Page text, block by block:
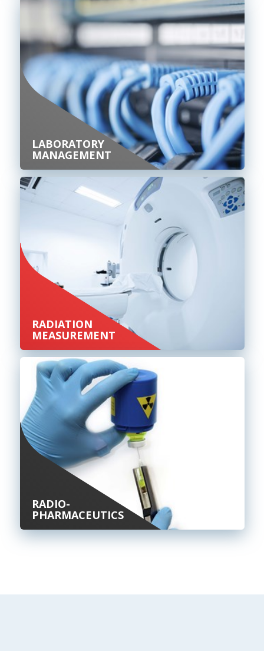
LABORATORY
MANAGEMENT
RADIATION
MEASUREMENT
RADIO-
PHARMACEUTICS